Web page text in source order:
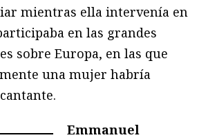
mientras ella intervenía en
en las grandes
sobre Europa, en las que
una mujer habría
Emmanuel